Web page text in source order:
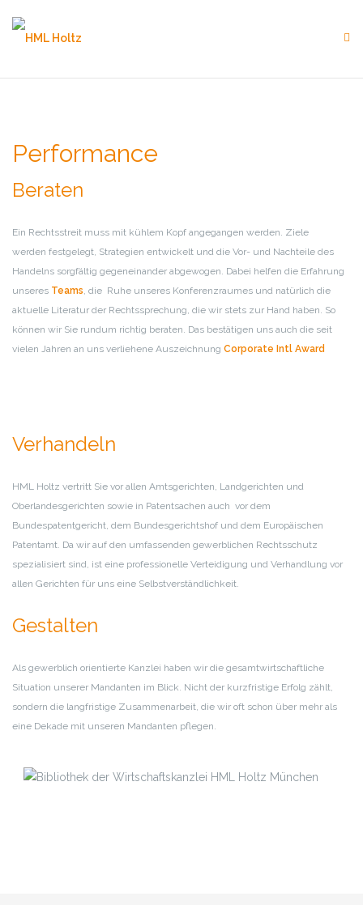
Performance
Beraten
Ein Rechtsstreit muss mit kühlem Kopf angegangen werden. Ziele
werden festgelegt, Strategien entwickelt und die Vor- und Nachteile des
Handelns sorgfältig gegeneinander abgewogen. Dabei helfen die Erfahrung
unseres Teams, die Ruhe unseres Konferenzraumes und natürlich die
aktuelle Literatur der Rechtssprechung, die wir stets zur Hand haben. So
können wir Sie rundum richtig beraten. Das bestätigen uns auch die seit
vielen Jahren an uns verliehene Auszeichnung Corporate Intl Award
Verhandeln
HML Holtz vertritt Sie vor allen Amtsgerichten, Landgerichten und
Oberlandesgerichten sowie in Patentsachen auch vor dem
Bundespatentgericht, dem Bundesgerichtshof und dem Europäischen
Patentamt. Da wir auf den umfassenden gewerblichen Rechtsschutz
spezialisiert sind, ist eine professionelle Verteidigung und Verhandlung vor
allen Gerichten für uns eine Selbstverständlichkeit.
Gestalten
Als gewerblich orientierte Kanzlei haben wir die gesamtwirtschaftliche
Situation unserer Mandanten im Blick. Nicht der kurzfristige Erfolg zählt,
sondern die langfristige Zusammenarbeit, die wir oft schon über mehr als
eine Dekade mit unseren Mandanten pflegen.